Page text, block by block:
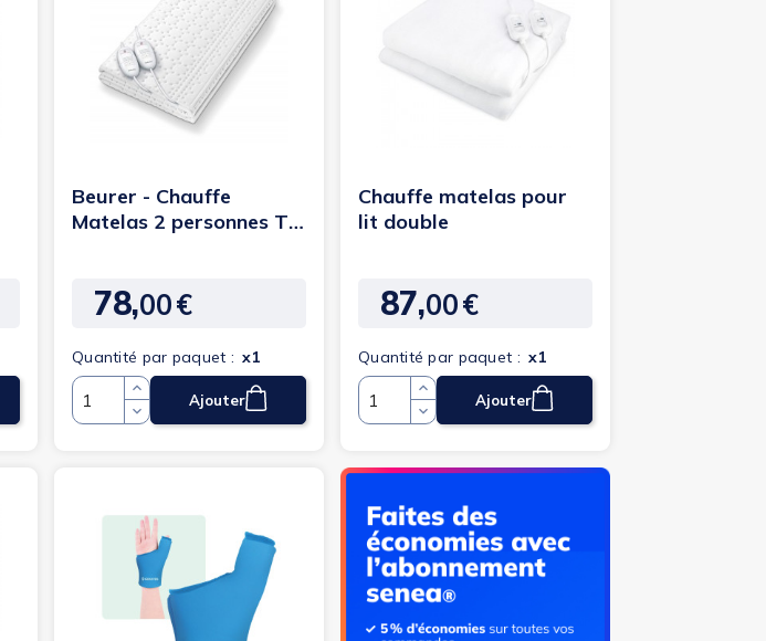
Beurer - Chauffe
Matelas 2 personnes TS
Prix
78,00€
Quantité par paquet : x1
QuantitéAjouter
Chauffe matelas pour
lit double
Prix
87,00€
Quantité par paquet : x1
QuantitéAjouter